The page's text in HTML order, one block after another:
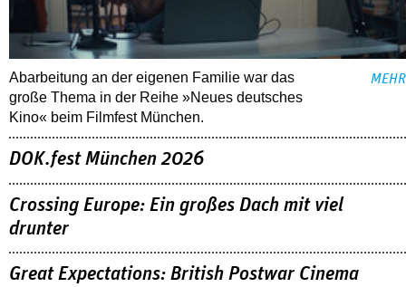
Abarbeitung an der eigenen Familie war das
große Thema in der Reihe »Neues deutsches
Kino« beim Filmfest München.
MEHR
DOK.fest München 2026
Crossing Europe: Ein großes Dach mit viel
drunter
Great Expectations: British Postwar Cinema